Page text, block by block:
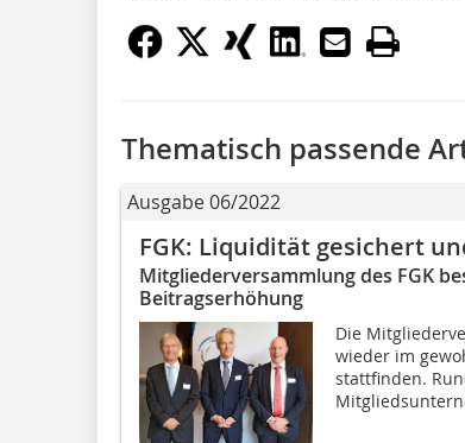
Thematisch passende
Ausgabe 06/2022
FGK: Liquidität gesichert
Mitgliederversammlung des FGK
Beitragserhöhung
Die
wieder im
stattfinden.